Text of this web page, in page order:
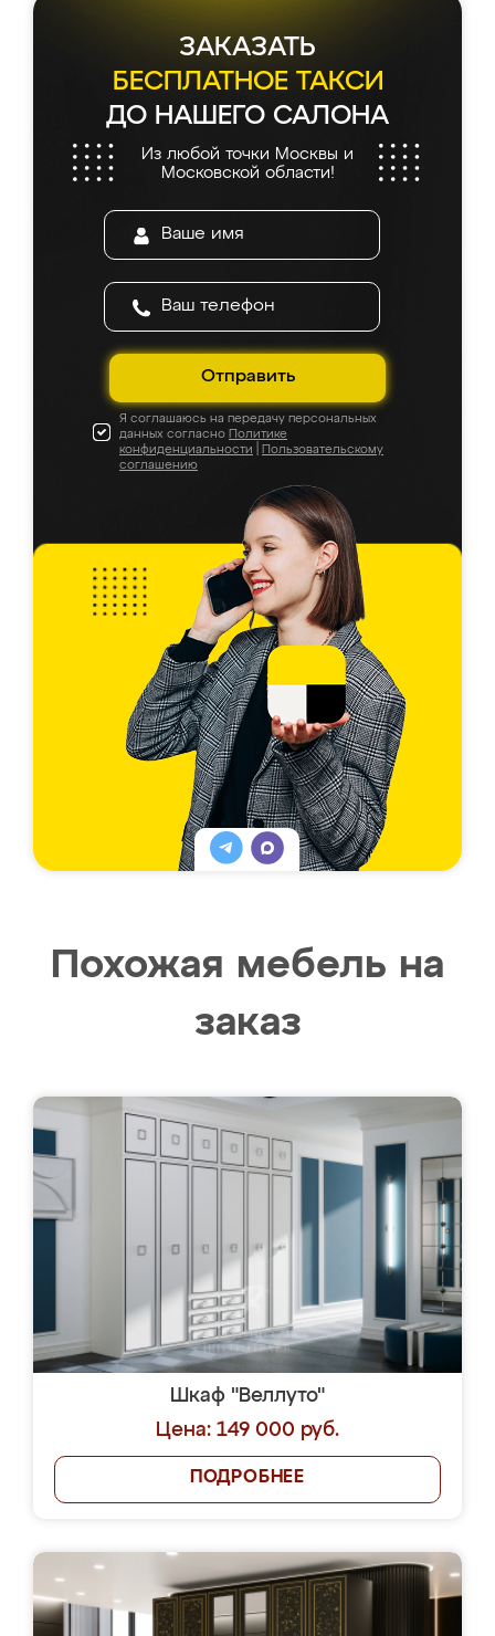
ЗАКАЗАТЬ
БЕСПЛАТНОЕ ТАКСИ
ДО НАШЕГО САЛОНА
Из любой точки Москвы и
Московской области!
Отправить
Я соглашаюсь на передачу персональных
данных согласно Политике
конфиденциальности
Пользовательскому
соглашению
Похожая мебель на
заказ
Шкаф "Веллуто"
Цена: 149 000 руб.
ПОДРОБНЕЕ